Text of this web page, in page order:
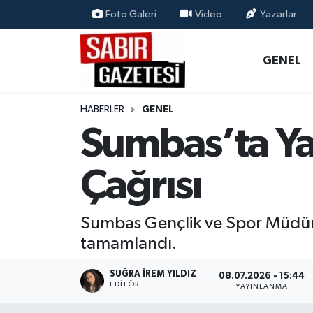
Foto Galeri Video Yazarlar
GENEL
HABERLER GENEL
Sumbas’ta
Çağrısı
Sumbas Gençlik ve Spor
tamamlandı.
SUĞRA İREM YILDIZ
EDITÖR
08.07.2026 - 15:44
YAYINLANMA
ÖZEL HABER
MAGAZİN
EKONOMİ
RESMİ İLANLAR
Osmaniye Nöbetçi Eczaneler
Osmaniye Hava Durumu
Süper Lig Puan Durumu ve Fikstür
Tüm Manşetler
Son Dakika Haberleri
Haber Arşivi